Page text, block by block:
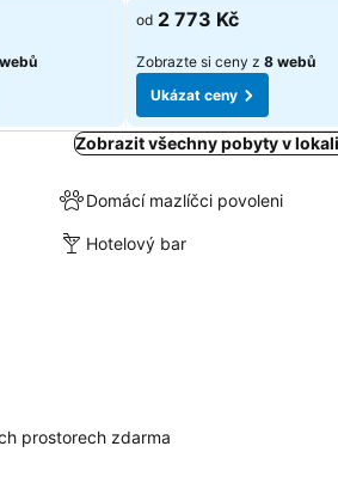
Ukázat ceny
od 2 773 Kč
Zobrazte si ceny z 8 webů
Ukázat ceny
Zobrazit všechny pobyty v
Domácí mazlíčci povoleni
Hotelový bar
prostorech zdarma